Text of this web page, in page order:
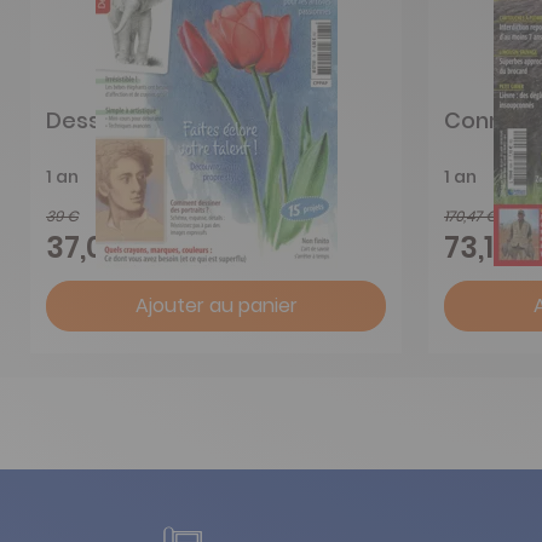
Dessin passion
1 an
39 €
37,00 € -5%
Ajouter au panier
1 an
170,47 €
73,10 €